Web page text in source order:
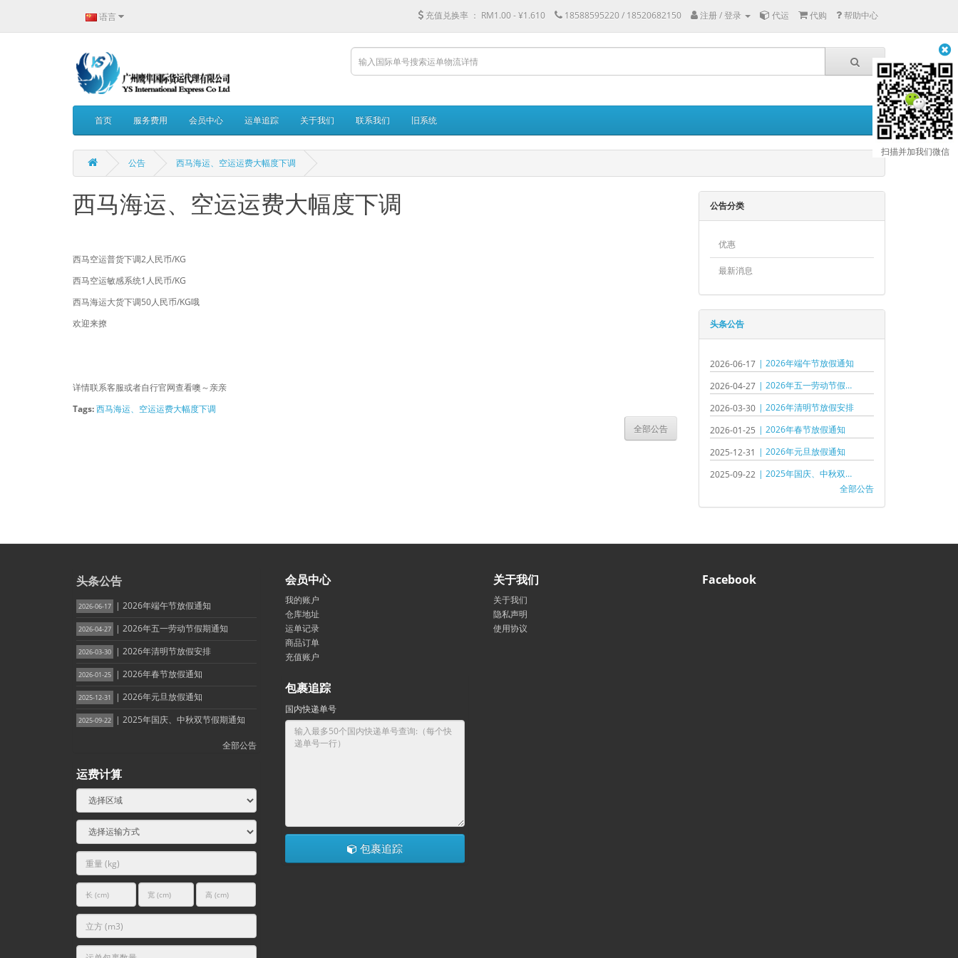
语言 充值兑换率 ： RM1.00 - ¥1.610 18588595220 / 18520682150 注册 / 登录 代运 代购 帮助中心
首页 服务费用 会员中心 运单追踪 关于我们 联系我们 旧系统
公告 西马海运、空运运费大幅度下调
西马海运、空运运费大幅度下调
西马空运普货下调2人民币/KG
西马空运敏感系统1人民币/KG
西马海运大货下调50人民币/KG哦
欢迎来撩
详情联系客服或者自行官网查看噢～亲亲
Tags:西马海运、空运运费大幅度下调
全部公告
公告分类
优惠
最新消息
头条公告
2026-06-17 | 2026年端午节放假通知
2026-04-27
| 2026年五一劳动节假期通知
2026-03-30 | 2026年清明节放假安排
2026-01-25 | 2026年春节放假通知
2025-12-31 | 2026年元旦放假通知
2025-09-22
| 2025年国庆、中秋双节假期通知
全部公告
头条公告
2026-06-17 | 2026年端午节放假通知
2026-04-27 | 2026年五一劳动节假期通知
2026-03-30 | 2026年清明节放假安排
2026-01-25 | 2026年春节放假通知
2025-12-31 | 2026年元旦放假通知
2025-09-22 | 2025年国庆、中秋双节假期通知
全部公告
运费计算
会员中心
我的账户
仓库地址
运单记录
商品订单
充值账户
包裹追踪
国内快递单号
包裹追踪
关于我们
关于我们
隐私声明
使用协议
Facebook
扫描并加我们微信